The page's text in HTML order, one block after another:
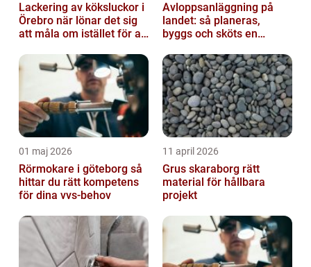
Lackering av köksluckor i
Örebro när lönar det sig
att måla om istället för att
Avloppsanläggning på
landet: så planeras,
byggs och sköts en
01 maj 2026
Rörmokare i göteborg så
hittar du rätt kompetens
för dina vvs-behov
11 april 2026
Grus skaraborg rätt
material för hållbara
projekt